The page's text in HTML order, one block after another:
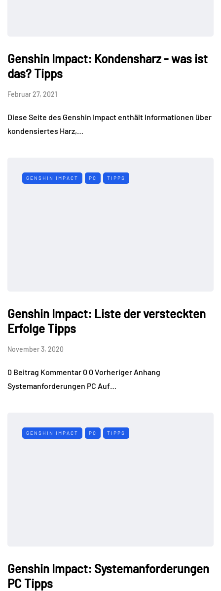
Genshin Impact: Kondensharz - was ist
das? Tipps
Februar 27, 2021
Diese Seite des Genshin Impact enthält Informationen über
kondensiertes Harz,…
GENSHIN IMPACT PC TIPPS
Genshin Impact: Liste der versteckten
Erfolge Tipps
November 3, 2020
0 Beitrag Kommentar 0 0 Vorheriger Anhang
Systemanforderungen PC Auf…
GENSHIN IMPACT PC TIPPS
Genshin Impact: Systemanforderungen
PC Tipps